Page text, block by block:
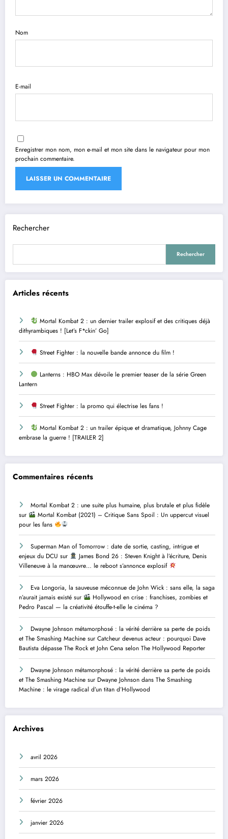
Nom
E-mail
Enregistrer mon nom, mon e-mail et mon site dans le navigateur pour mon
prochain commentaire.
Rechercher
Rechercher
Articles récents
Mortal Kombat 2 : un dernier trailer explosif et des critiques déjà
dithyrambiques ! [Let’s F*ckin’ Go]
Street Fighter : la nouvelle bande annonce du film !
Lanterns : HBO Max dévoile le premier teaser de la série Green
Lantern
Street Fighter : la promo qui électrise les fans !
Mortal Kombat 2 : un trailer épique et dramatique, Johnny Cage
embrase la guerre ! [TRAILER 2]
Commentaires récents
Mortal Kombat 2 : une suite plus humaine, plus brutale et plus fidèle
sur
Mortal Kombat (2021) – Critique Sans Spoil : Un uppercut visuel
pour les fans
Superman Man of Tomorrow : date de sortie, casting, intrigue et
enjeux du DCU sur
James Bond 26 : Steven Knight à l’écriture, Denis
Villeneuve à la manœuvre… le reboot s’annonce explosif
Eva Longoria, la sauveuse méconnue de John Wick : sans elle, la saga
n’aurait jamais existé sur
Hollywood en crise : franchises, zombies et
Pedro Pascal — la créativité étouffe-t-elle le cinéma ?
Dwayne Johnson métamorphosé : la vérité derrière sa perte de poids
et The Smashing Machine sur Catcheur devenus acteur : pourquoi Dave
Bautista dépasse The Rock et John Cena selon The Hollywood Reporter
Dwayne Johnson métamorphosé : la vérité derrière sa perte de poids
et The Smashing Machine sur Dwayne Johnson dans The Smashing
Machine : le virage radical d’un titan d’Hollywood
Archives
avril 2026
mars 2026
février 2026
janvier 2026